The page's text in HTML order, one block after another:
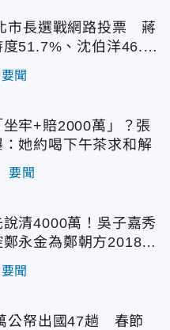
市長選戰網路投票 蔣
度51.7%、沈伯洋46.
要聞
坐牢+賠2000萬」？張
她約喝下午茶求和解
要聞
說清4000萬！吳子嘉秀
永金為鄭朝方2018選
還
要聞
公帑出國47趟 春節